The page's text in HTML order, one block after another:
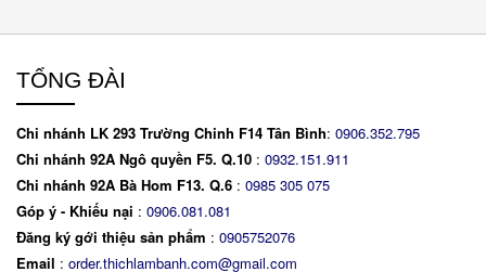
TỔNG ĐÀI
Chi nhánh LK 293 Trường Chinh F14 Tân Bình: 0906.352.795
Chi nhánh 92A Ngô quyền F5. Q.10 : 0932.151.911
Chi nhánh 92A Bà Hom F13. Q.6 : 0985 305 075
Góp ý - Khiếu nại : 0906.081.081
Đăng ký gới thiệu sản phẩm : 0905752076
Email : order.thichlambanh.com@gmail.com